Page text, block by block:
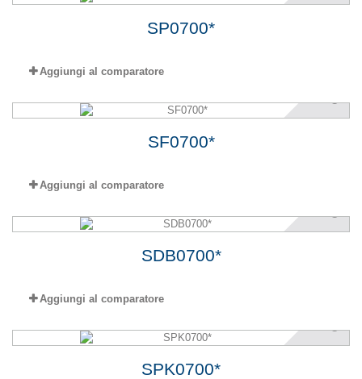
SP0700*
Aggiungi al comparatore
SF0700*
Aggiungi al comparatore
SDB0700*
Aggiungi al comparatore
SPK0700*